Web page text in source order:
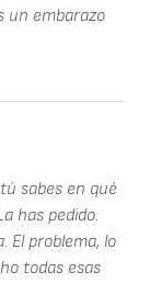
un embarazo
sabes en qué
has pedido.
El problema, lo
todas esas